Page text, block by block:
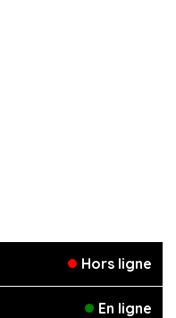
Hors ligne
En ligne